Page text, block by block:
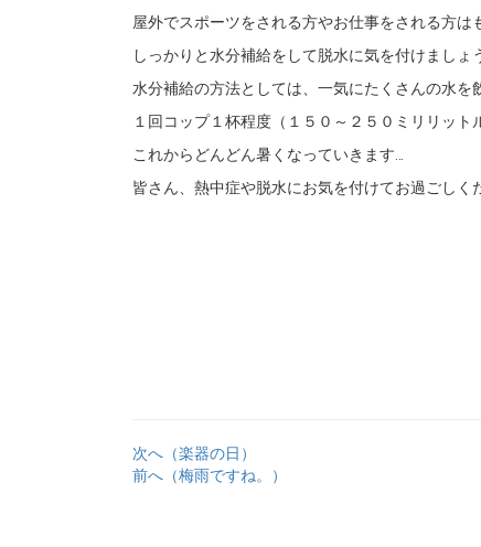
屋外でスポーツをされる方やお仕事をされる方
しっかりと水分補給をして脱水に気を付けましょ
水分補給の方法としては、一気にたくさんの水を
１回コップ１杯程度（１５０～２５０ミリリット
これからどんどん暑くなっていきます…
皆さん、熱中症や脱水にお気を付けてお過ごしく
次へ（楽器の日）
前へ（梅雨ですね。）